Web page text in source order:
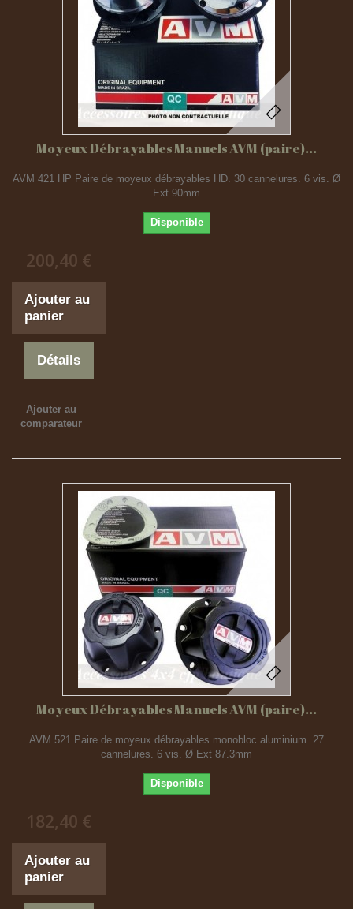
Moyeux Débrayables Manuels AVM (paire)...
AVM 421 HP Paire de moyeux débrayables HD. 30 cannelures. 6 vis. Ø
Ext 90mm
Disponible
200,40 €
Ajouter au
panier
Détails
Ajouter au
comparateur
Moyeux Débrayables Manuels AVM (paire)...
AVM 521 Paire de moyeux débrayables monobloc aluminium. 27
cannelures. 6 vis. Ø Ext 87.3mm
Disponible
182,40 €
Ajouter au
panier